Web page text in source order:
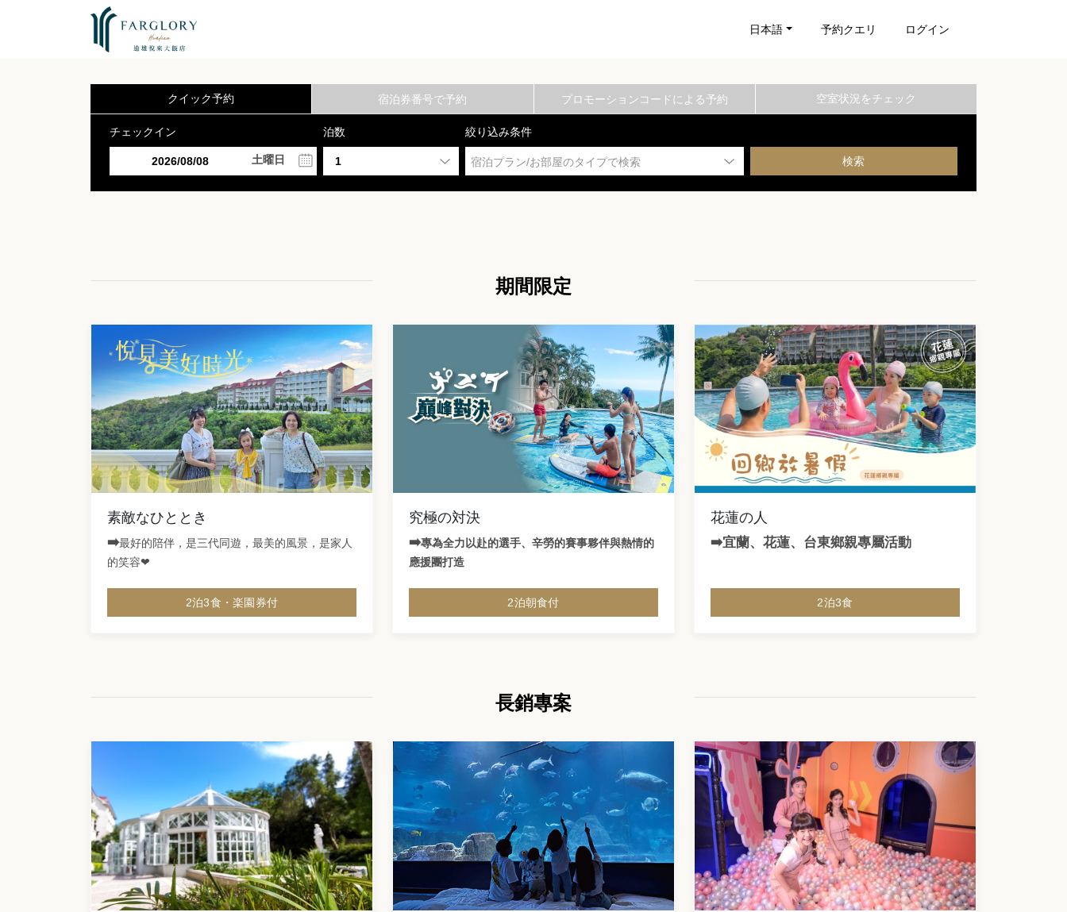
日本語 予約クエリ ログイン
クイック予約 宿泊券番号で予約 プロモーションコードによる予約 空室状況をチェック
チェックイン
土曜日
泊数 絞り込み条件
宿泊プラン/お部屋のタイプで検索 検索
期間限定
素敵なひととき
➡️最好的陪伴，是三代同遊，最美的風景，是家人
的笑容❤
2泊3食・楽園券付
究極の対決
➡️專為全力以赴的選手、辛勞的賽事夥伴與熱情的
應援團打造
2泊朝食付
花蓮の人
➡️宜蘭、花蓮、台東鄉親專屬活動
2泊3食
長銷專案